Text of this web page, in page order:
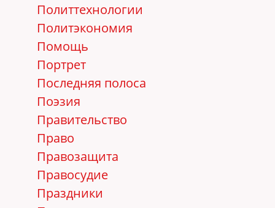
Политтехнологии
Политэкономия
Помощь
Портрет
Последняя полоса
Поэзия
Правительство
Право
Правозащита
Правосудие
Праздники